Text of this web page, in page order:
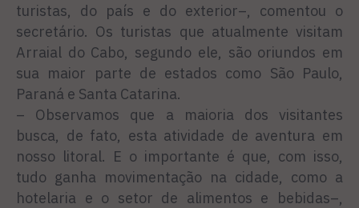
turistas, do país e do exterior–, comentou o
secretário. Os turistas que atualmente visitam
Arraial do Cabo, segundo ele, são oriundos em
sua maior parte de estados como São Paulo,
Paraná e Santa Catarina.
– Observamos que a maioria dos visitantes
busca, de fato, esta atividade de aventura em
nosso litoral. E o importante é que, com isso,
tudo ganha movimentação na cidade, como a
hotelaria e o setor de alimentos e bebidas–,